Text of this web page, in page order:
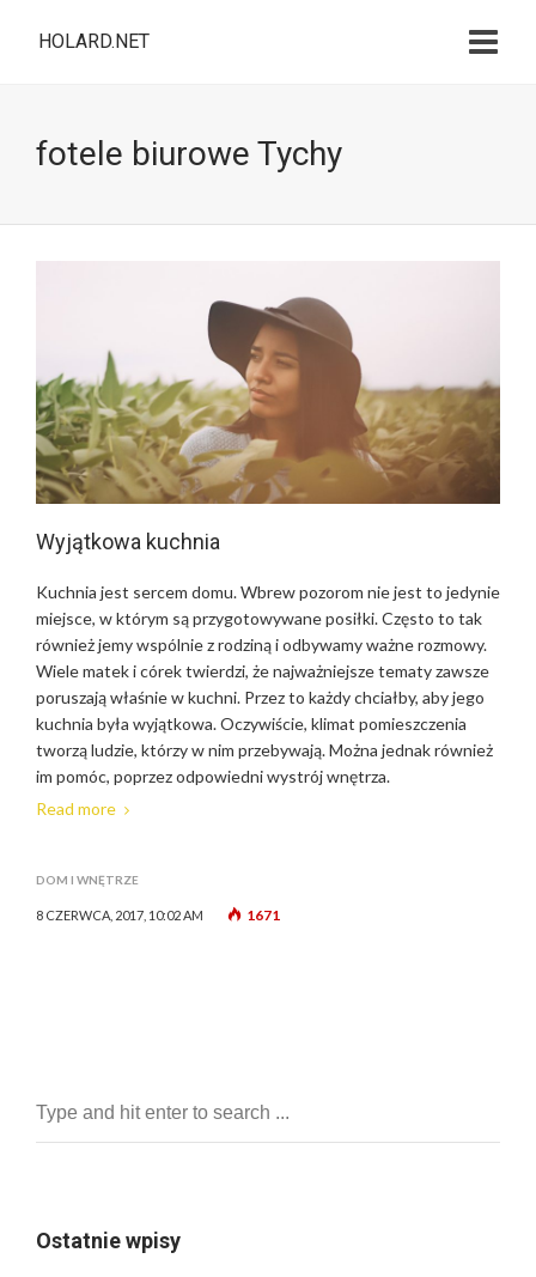
HOLARD.NET
fotele biurowe Tychy
Wyjątkowa kuchnia
Kuchnia jest sercem domu. Wbrew pozorom nie jest to jedynie
miejsce, w którym są przygotowywane posiłki. Często to tak
również jemy wspólnie z rodziną i odbywamy ważne rozmowy.
Wiele matek i córek twierdzi, że najważniejsze tematy zawsze
poruszają właśnie w kuchni. Przez to każdy chciałby, aby jego
kuchnia była wyjątkowa. Oczywiście, klimat pomieszczenia
tworzą ludzie, którzy w nim przebywają. Można jednak również
im pomóc, poprzez odpowiedni wystrój wnętrza.
Read more
DOM I WNĘTRZE
8 CZERWCA, 2017, 10:02 AM 1671
Ostatnie wpisy